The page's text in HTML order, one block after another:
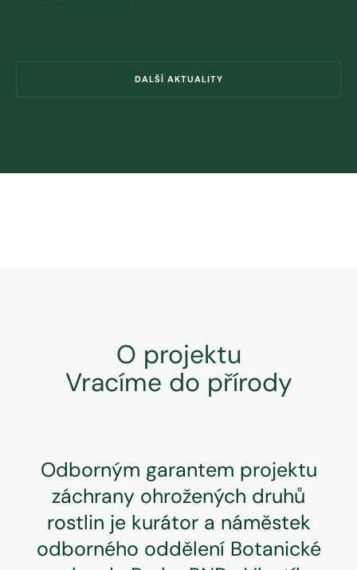
DALŠÍ AKTUALITY
O projektu
Vracíme do přírody
Odborným garantem projektu
záchrany ohrožených druhů
rostlin je kurátor a náměstek
odborného oddělení Botanické